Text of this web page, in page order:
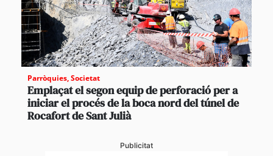
Parròquies,Societat
Emplaçat el segon equip de perforació per a
iniciar el procés de la boca nord del túnel de
Rocafort de Sant Julià
Publicitat